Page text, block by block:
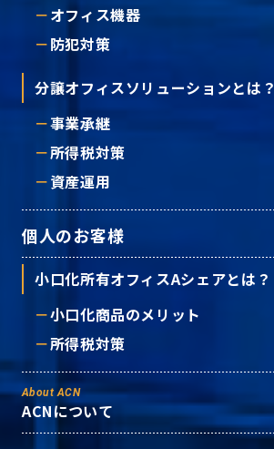
オフィス機器
防犯対策
分譲オフィスソリューションとは？
事業承継
所得税対策
資産運用
個人のお客様
小口化所有オフィスAシェアとは？
小口化商品のメリット
所得税対策
About ACN
ACNについて